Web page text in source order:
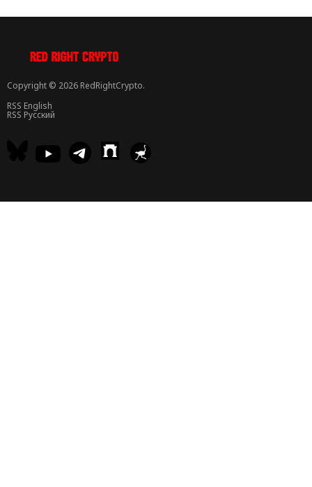
Copyright © 2026 RedRightCrypto.
RSS English
RSS Русский